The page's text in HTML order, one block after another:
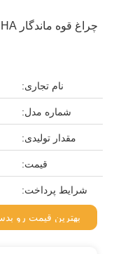
نام تجاری:
شماره مدل:
مقدار تولیدی:
قیمت:
شرایط پرداخت:
بهترین قیمت رو